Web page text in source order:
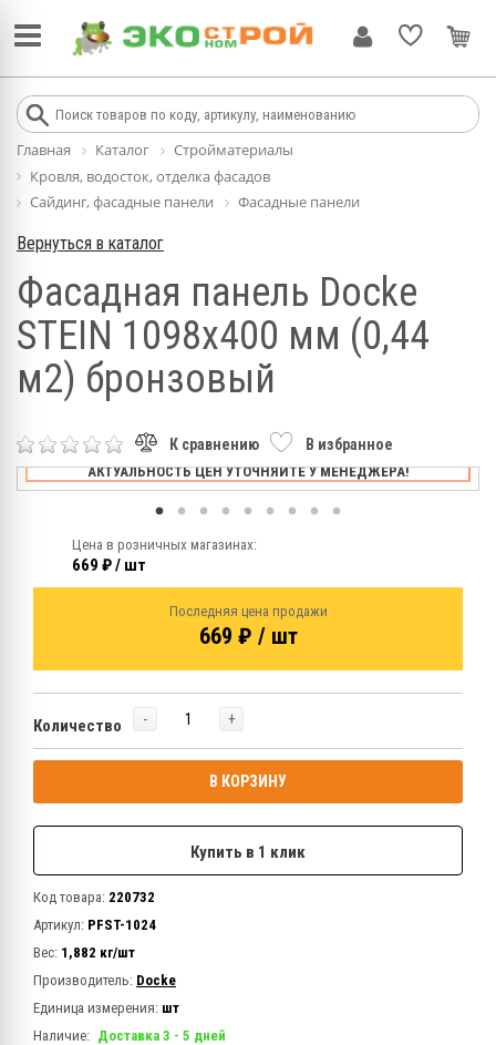
Главная Каталог
Стройматериалы
Кровля, водосток, отделка фасадов
Сайдинг, фасадные панели
Фасадные панели
Вернуться в каталог
Фасадная панель Docke
STEIN 1098х400 мм (0,44
м2) бронзовый
К сравнению В избранное
АКТУАЛЬНОСТЬ ЦЕН УТОЧНЯЙТЕ У МЕНЕДЖЕРА!
Цена в розничных магазинах:
669 ₽ / шт
Последняя цена продажи
669 ₽ / шт
Количество - +
В КОРЗИНУ
Купить в 1 клик
Код товара: 220732
Артикул: PFST-1024
Вес: 1,882 кг/шт
Производитель: Docke
Единица измерения: шт
Наличие: Доставка 3 - 5 дней